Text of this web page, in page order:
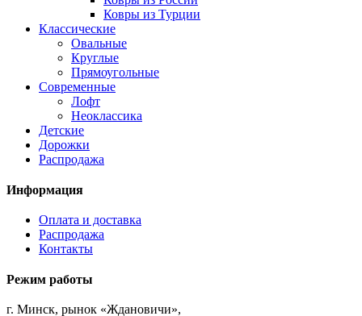
Ковры из Турции
Классические
Овальные
Круглые
Прямоугольные
Современные
Лофт
Неоклассика
Детские
Дорожки
Распродажа
Информация
Оплата и доставка
Распродажа
Контакты
Режим работы
г. Минск, рынок «Ждановичи»,